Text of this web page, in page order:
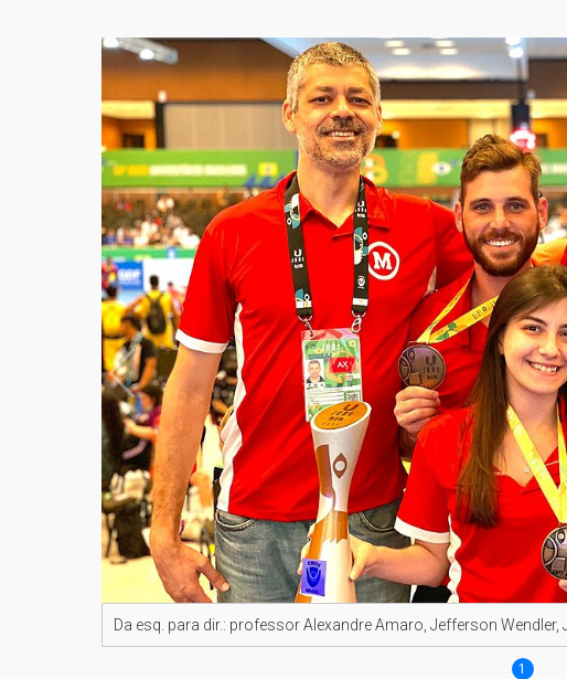
Da esq. para dir.: professor Alexandre Amaro, Jefferson Wendler,
1